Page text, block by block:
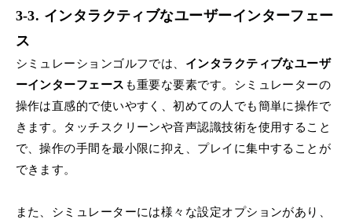
3-3. インタラクティブなユーザーインターフェー
ス
シミュレーションゴルフでは、 インタラクティブなユーザ
ーインターフェース も重要な要素です。シミュレーターの
操作は直感的で使いやすく、初めての人でも簡単に操作で
きます。タッチスクリーンや音声認識技術を使用すること
で、操作の手間を最小限に抑え、プレイに集中することが
できます。
また、シミュレーターには様々な設定オプションがあり、